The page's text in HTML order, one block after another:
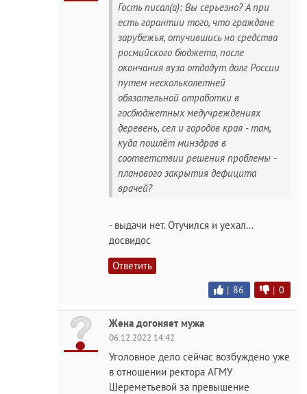
Гость писал(а): Вы серьезно? А при
есть гарантии того, что граждане
зарубежья, отучившись на средства
росмийского бюджета, после
окончания вуза отдадут долг России
путем нескольколетней
обязательной отработки в
госбюджетных медучреждениях
деревень, сел и городов края - там,
куда пошлёт минздрав в
соответствии решения проблемы -
планового закрытия дефицита
врачей?
- выдачи нет. Отучился и уехал...
досвидос
Ответить
| 86 | 0
Жена догоняет мужа
06.12.2022 14:42
Уголовное дело сейчас возбуждено уже
в отношении ректора АГМУ
Шереметьевой за превышение